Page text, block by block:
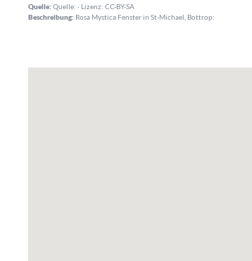
Quelle: Quelle: · Lizenz: CC-BY-SA
Beschreibung: Rosa Mystica Fenster in St-Michael, Bottrop: